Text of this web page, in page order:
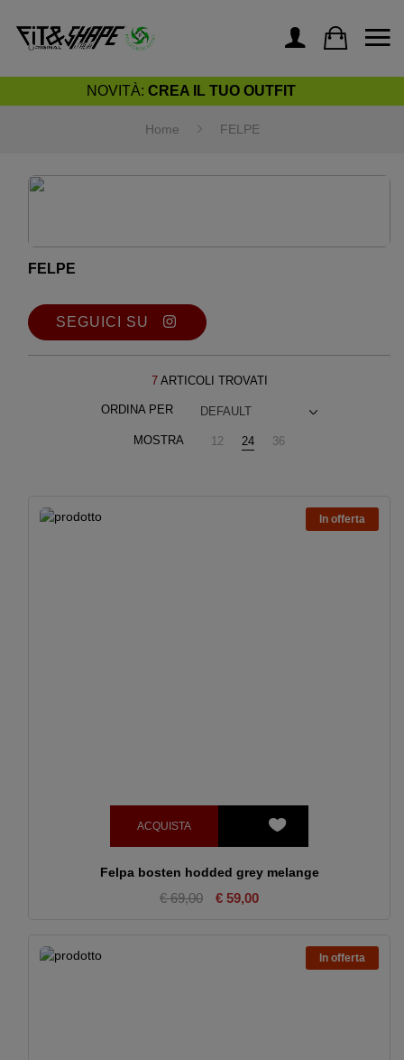
NOVITÀ: CREA IL TUO OUTFIT
Home FELPE
FELPE
SEGUICI SU
7ARTICOLI TROVATI
ORDINA PER DEFAULT
MOSTRA 12 24 36
In offerta
ACQUISTA
Felpa bosten hodded grey melange
€ 69,00 € 59,00
In offerta